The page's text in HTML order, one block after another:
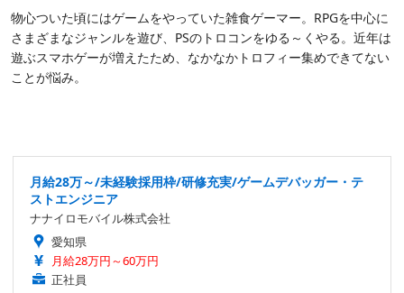
物心ついた頃にはゲームをやっていた雑食ゲーマー。RPGを中心に
さまざまなジャンルを遊び、PSのトロコンをゆる～くやる。近年は
遊ぶスマホゲーが増えたため、なかなかトロフィー集めできてない
ことが悩み。
月給28万～/未経験採用枠/研修充実/ゲームデバッガー・テ
ストエンジニア
ナナイロモバイル株式会社
愛知県
月給28万円～60万円
正社員